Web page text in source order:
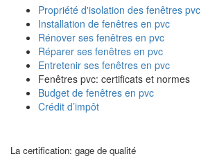
Propriété d'isolation des fenêtres pvc
Installation de fenêtres en pvc
Rénover ses fenêtres en pvc
Réparer ses fenêtres en pvc
Entretenir ses fenêtres en pvc
Fenêtres pvc: certificats et normes
Budget de fenêtres en pvc
Crédit d’impôt
La certification: gage de qualité